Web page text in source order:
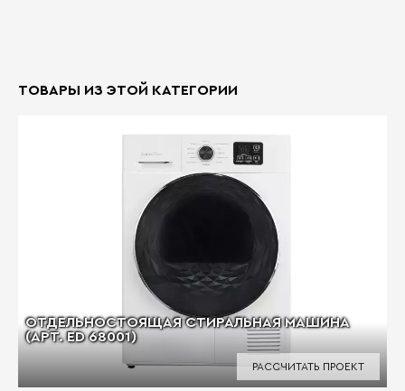
ТОВАРЫ ИЗ ЭТОЙ КАТЕГОРИИ
ОТДЕЛЬНОСТОЯЩАЯ СТИРАЛЬНАЯ МАШИНА
(АРТ. ED 68001)
РАССЧИТАТЬ ПРОЕКТ